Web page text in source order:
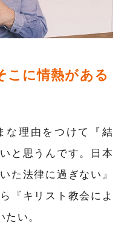
こに情熱がある
な理由をつけて『結
と思うんです。日本
た法律に過ぎない』
『キリスト教会によ
い。